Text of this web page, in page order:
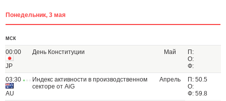
Понедельник, 3 мая
МСК
00:00
JP
День Конституции Май
П:
О:
Ф:
03:30
AU
Индекс активности в производственном
секторе от AiG
Апрель
П: 50.5
О:
Ф: 59.8